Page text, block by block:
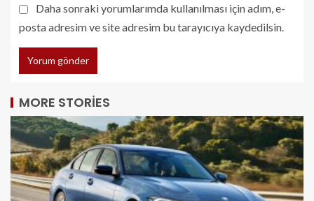
Daha sonraki yorumlarımda kullanılması için adım, e-
posta adresim ve site adresim bu tarayıcıya kaydedilsin.
MORE STORIES